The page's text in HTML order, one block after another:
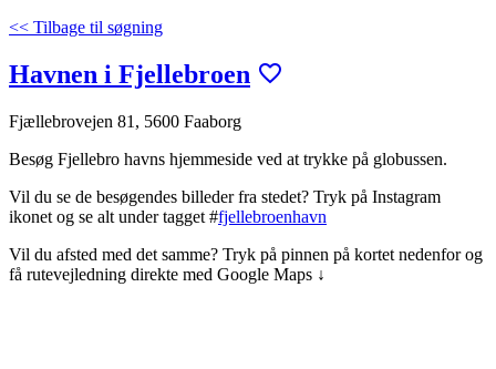
<< Tilbage til søgning
Havnen i Fjellebroen
Fjællebrovejen 81, 5600 Faaborg
Besøg Fjellebro havns hjemmeside ved at trykke på globussen.
Vil du se de besøgendes billeder fra stedet? Tryk på Instagram
ikonet og se alt under tagget #fjellebroenhavn
Vil du afsted med det samme? Tryk på pinnen på kortet nedenfor og
få rutevejledning direkte med Google Maps ↓